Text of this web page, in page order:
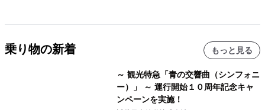
乗り物の新着 もっと見る
～ 観光特急「青の交響曲（シンフォニ
ー）」 ～ 運行開始１０周年記念キャ
ンペーンを実施！